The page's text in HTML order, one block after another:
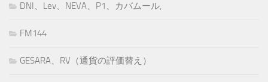
DNI、Lev、NEVA、P1、カバムール,
FM144
GESARA、RV（通貨の評価替え）